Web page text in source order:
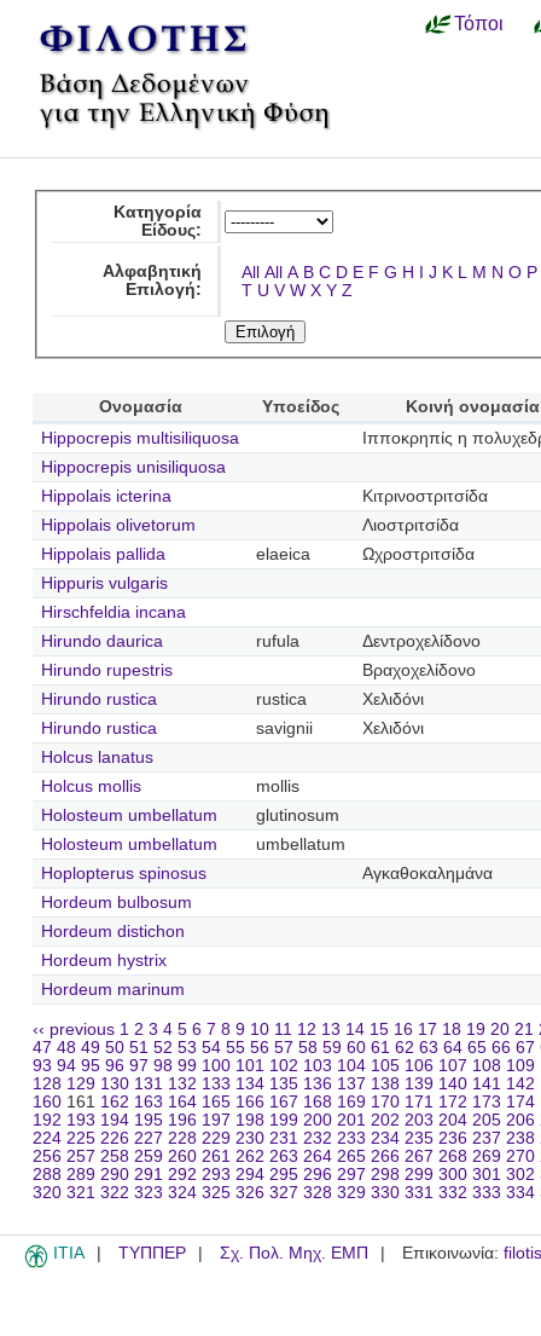
Τόποι
Κατηγορία
Είδους:
Αλφαβητική
Επιλογή:
All All A B C D E F G H I J K L M N O P
T U V W X Y Z
Ονομασία Υποείδος
Κοινή ονομασία
Hippocrepis multisiliquosa
Ιπποκρηπίς η
Hippocrepis unisiliquosa
Hippolais icterina
Κιτρινοστριτσίδα
Hippolais olivetorum
Λιοστριτσίδα
Hippolais pallida
elaeica
Ωχροστριτσίδα
Hippuris vulgaris
Hirschfeldia incana
Hirundo daurica
rufula
Δεντροχελίδονο
Hirundo rupestris
Βραχοχελίδονο
Hirundo rustica
rustica
Χελιδόνι
Hirundo rustica
savignii
Χελιδόνι
Holcus lanatus
Holcus mollis
mollis
Holosteum umbellatum
glutinosum
Holosteum umbellatum
umbellatum
Hoplopterus spinosus
Αγκαθοκαλημάνα
Hordeum bulbosum
Hordeum distichon
Hordeum hystrix
Hordeum marinum
‹‹ previous 1 2 3 4 5 6 7 8 9 10 11 12 13 14 15 16 17 18 19 20 21
47 48 49 50 51 52 53 54 55 56 57 58 59 60 61 62 63 64 65 66 67
93 94 95 96 97 98 99 100 101 102 103 104 105 106 107 108 109
128 129 130 131 132 133 134 135 136 137 138 139 140 141 142
160 161 162 163 164 165 166 167 168 169 170 171 172 173 174
192 193 194 195 196 197 198 199 200 201 202 203 204 205 206
224 225 226 227 228 229 230 231 232 233 234 235 236 237 238
256 257 258 259 260 261 262 263 264 265 266 267 268 269 270
288 289 290 291 292 293 294 295 296 297 298 299 300 301 302
320 321 322 323 324 325 326 327 328 329 330 331 332 333 334
ITIA ΤΥΠΠΕΡ Σχ. Πολ. Μηχ. ΕΜΠ Επικοινωνία: